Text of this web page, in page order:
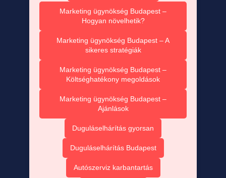
Marketing ügynökség Budapest –
Hogyan növelhetik?
Marketing ügynökség Budapest – A
sikeres stratégiák
Marketing ügynökség Budapest –
Költséghatékony megoldások
Marketing ügynökség Budapest –
Ajánlások
Duguláselhárítás gyorsan
Duguláselhárítás Budapest
Autószerviz karbantartás